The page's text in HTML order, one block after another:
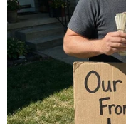
tăng lên 36
14/10/2020 05:03
Tính đến 23 giờ
miền Trung và Tây